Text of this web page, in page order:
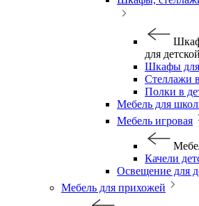
для детской
Шкафы для
Стеллажи
Полки в
Мебель для
Мебель игровая
Качели
Освещение для
Мебель для прихожей